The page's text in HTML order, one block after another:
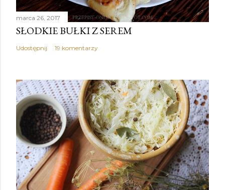
marca 26, 2017
SŁODKIE BUŁKI Z SEREM
Udostępnij 19 komentarzy